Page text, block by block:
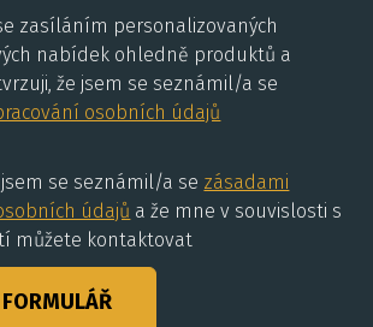
zasíláním personalizovaných
nabídek ohledně produktů a
že jsem se seznámil/a se
osobních údajů
jsem se seznámil/a se zásadami
údajů a že mne v souvislosti s
můžete kontaktovat